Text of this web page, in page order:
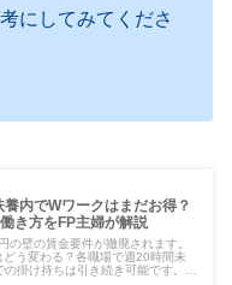
にしてみてくださ
養内でWワークはまだお得？
き方をFP主婦が解説
壁の賃金要件が撤廃されます。
う変わる？各職場で週20時間未
掛け持ちは引き続き可能です。制